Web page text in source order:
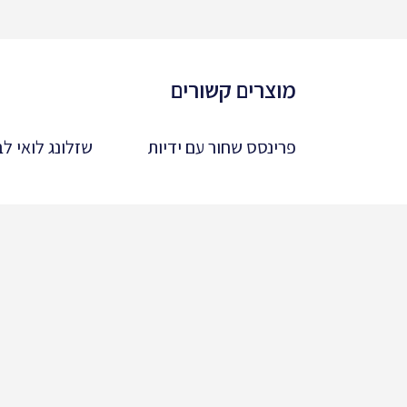
מוצרים קשורים
פרינסס שחור עם ידיות שזלונג לואי